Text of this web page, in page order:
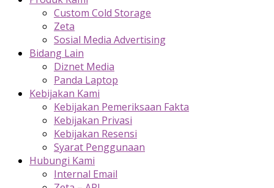
Custom Cold Storage
Zeta
Sosial Media Advertising
Bidang Lain
Diznet Media
Panda Laptop
Kebijakan Kami
Kebijakan Pemeriksaan Fakta
Kebijakan Privasi
Kebijakan Resensi
Syarat Penggunaan
Hubungi Kami
Internal Email